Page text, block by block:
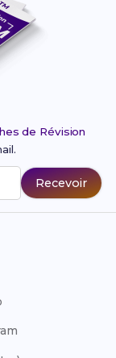
de Révision
Recevoir